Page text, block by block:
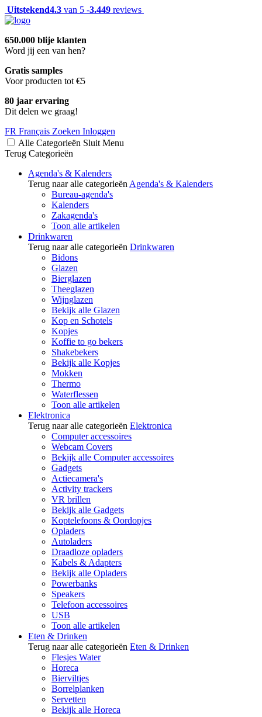
Uitstekend4.3 van 5 -3.449 reviews
650.000 blije klanten
Word jij een van hen?
Gratis samples
Voor producten tot €5
80 jaar ervaring
Dit delen we graag!
FR Français Zoeken Inloggen
Alle Categorieën Sluit Menu
Terug Categorieën
Agenda's & Kalenders
Terug naar alle categorieën Agenda's & Kalenders
Bureau-agenda's
Kalenders
Zakagenda's
Toon alle artikelen
Drinkwaren
Terug naar alle categorieën Drinkwaren
Bidons
Glazen
Bierglazen
Theeglazen
Wijnglazen
Bekijk alle Glazen
Kop en Schotels
Kopjes
Koffie to go bekers
Shakebekers
Bekijk alle Kopjes
Mokken
Thermo
Waterflessen
Toon alle artikelen
Elektronica
Terug naar alle categorieën Elektronica
Computer accessoires
Webcam Covers
Bekijk alle Computer accessoires
Gadgets
Actiecamera's
Activity trackers
VR brillen
Bekijk alle Gadgets
Koptelefoons & Oordopjes
Opladers
Autoladers
Draadloze opladers
Kabels & Adapters
Bekijk alle Opladers
Powerbanks
Speakers
Telefoon accessoires
USB
Toon alle artikelen
Eten & Drinken
Terug naar alle categorieën Eten & Drinken
Flesjes Water
Horeca
Bierviltjes
Borrelplanken
Servetten
Bekijk alle Horeca